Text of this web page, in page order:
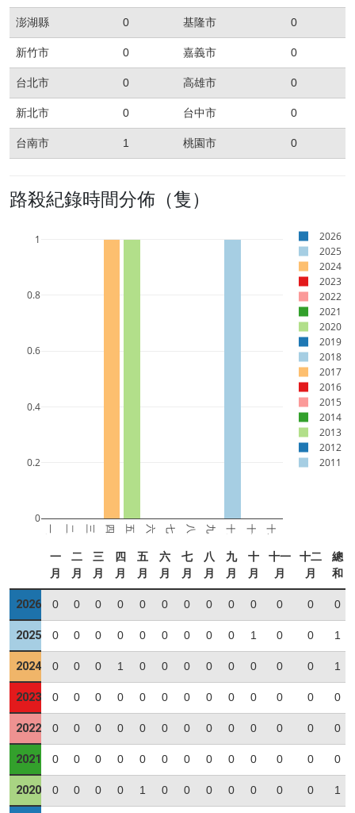
澎湖縣 0 基隆市 0
新竹市 0 嘉義市 0
台北市 0 高雄市 0
新北市 0 台中市 0
台南市 1 桃園市 0
路殺紀錄時間分佈（隻）
一月 二月 三月 四月 五月 六月 七月 八月 九月 十月 十一月 十二月
0
0.2
0.4
0.6
0.8
1
2026
2025
2024
2023
2022
2021
2020
2019
2018
2017
2016
2015
2014
2013
2012
2011
一
月
二
月
三
月
四
月
五
月
六
月
七
月
八
月
九
月
十
月
十一
月
十二
月
總
和
2026 0 0 0 0 0 0 0 0 0 0 0 0 0
2025 0 0 0 0 0 0 0 0 0 1 0 0 1
2024 0 0 0 1 0 0 0 0 0 0 0 0 1
2023 0 0 0 0 0 0 0 0 0 0 0 0 0
2022 0 0 0 0 0 0 0 0 0 0 0 0 0
2021 0 0 0 0 0 0 0 0 0 0 0 0 0
2020 0 0 0 0 1 0 0 0 0 0 0 0 1